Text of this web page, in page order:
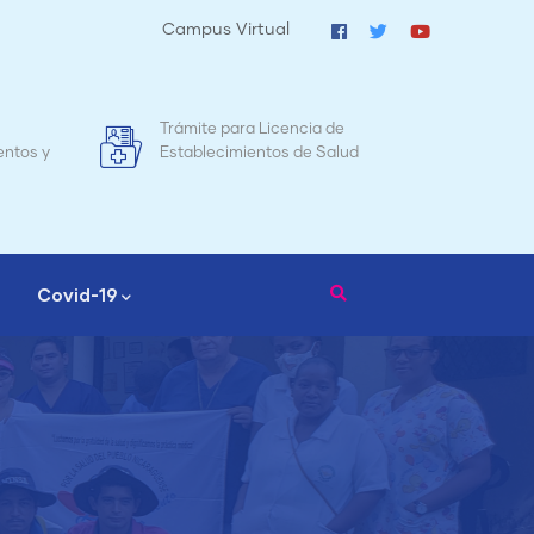
Campus Virtual
Mapa de Mortalidad Materna en
Nicaragua
Covid-19